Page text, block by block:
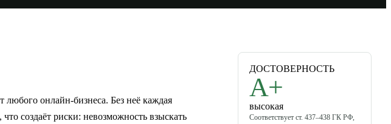
онлайн-бизнеса. Без неё каждая
создаёт риски: невозможность взыскать
ДОСТОВЕРНОСТЬ
A+
высокая
Соответствует ст. 437–438 ГК РФ,